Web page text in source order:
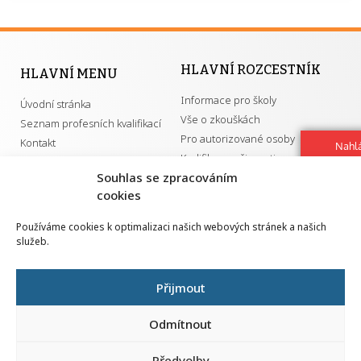
Souhlas se zpracováním
cookies
Používáme cookies k optimalizaci našich webových stránek a našich
služeb.
Přijmout
Odmítnout
HLAVNÍ MENU
Úvodní stránka
Seznam profesních kvalifikací
Kontakt
HLAVNÍ ROZCESTNÍK
Informace pro školy
Vše o zkouškách
Pro autorizované osoby
Kvalifikace a živnosti
GDPR
Národní pedagogický institut ČR
Senovážné náměstí 25
110 00 Praha 1